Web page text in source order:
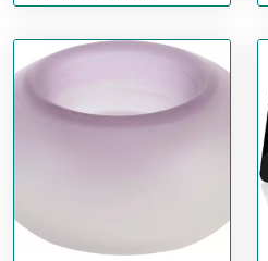
Gyertyatartó